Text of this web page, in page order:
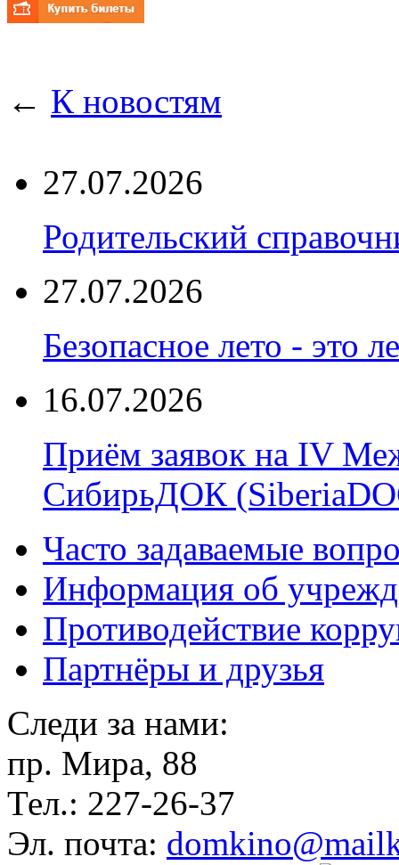
← К новостям
27.07.2026
Родительский
27.07.2026
Безопасное лето - это
16.07.2026
Приём заявок на IV
СибирьДОК
Часто задаваемые
Информация об
Противодействие
Партнёры и друзья
Следи за нами:
пр. Мира, 88
Тел.: 227-26-37
Эл. почта: